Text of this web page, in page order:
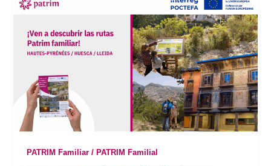
PATRIM Familiar / PATRIM Familial